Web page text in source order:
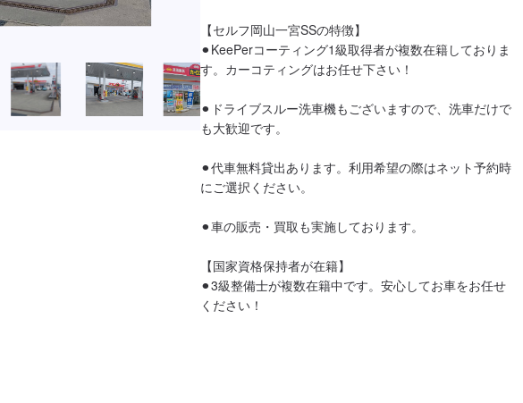
【セルフ岡山一宮SSの特徴】
⚫︎KeePerコーティング1級取得者が複数在籍しておりま
す。カーコティングはお任せ下さい！
⚫︎ドライブスルー洗車機もございますので、洗車だけで
も大歓迎です。
⚫︎代車無料貸出あります。利用希望の際はネット予約時
にご選択ください。
⚫︎車の販売・買取も実施しております。
【国家資格保持者が在籍】
⚫︎3級整備士が複数在籍中です。安心してお車をお任せ
ください！